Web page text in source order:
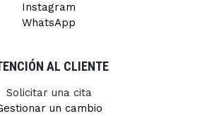
Instagram
WhatsApp
AL CLIENTE
Solicitar una cita
un cambio